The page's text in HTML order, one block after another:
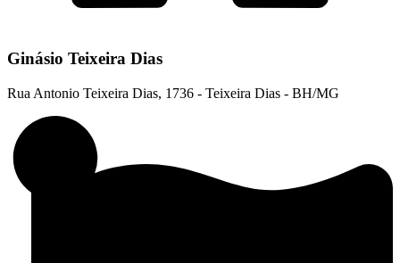
Ginásio Teixeira Dias
Rua Antonio Teixeira Dias, 1736 - Teixeira Dias - BH/MG